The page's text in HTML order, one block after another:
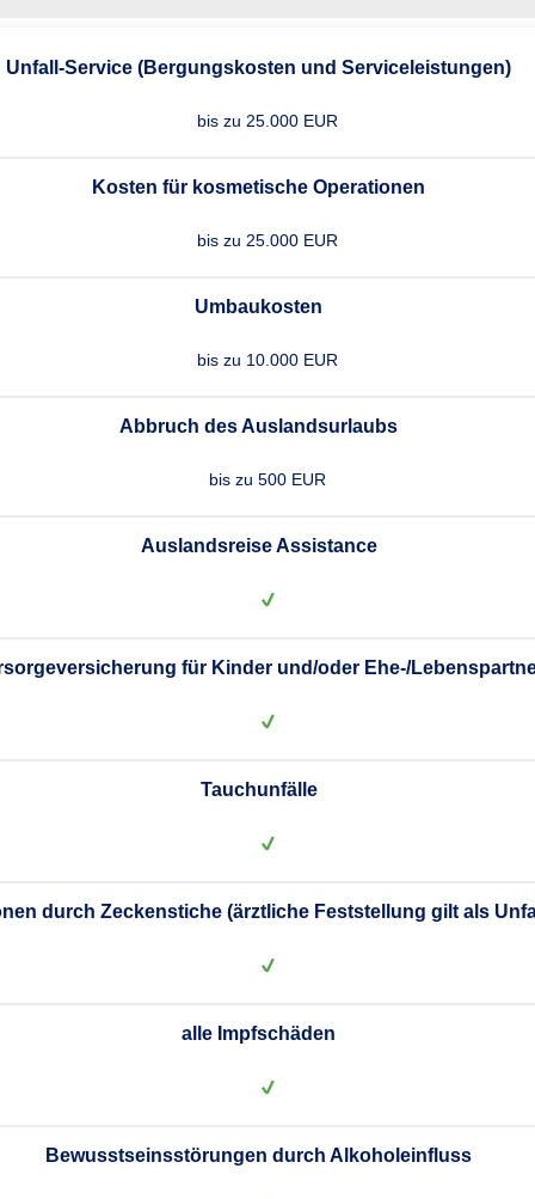
Unfall-Service (Bergungskosten und Serviceleistungen)
bis zu 25.000 EUR
Kosten für kosmetische Operationen
bis zu 25.000 EUR
Umbaukosten
bis zu 10.000 EUR
Abbruch des Auslandsurlaubs
bis zu 500 EUR
Auslandsreise Assistance
für Kinder und/oder Ehe-/
Tauchunfälle
durch Zeckenstiche (ärztliche Feststellung gilt als
alle Impfschäden
Bewusstseinsstörungen durch Alkoholeinfluss